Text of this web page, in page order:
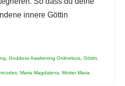
innere Göttin
, Goddess Awakening Onlinekurs, Göttin,
, Maria Magdalena, Mutter Maria